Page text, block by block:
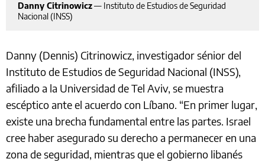
Danny Citrinowicz— Instituto de Estudios de Seguridad
Nacional (INSS)
Danny (Dennis) Citrinowicz, investigador sénior del
Instituto de Estudios de Seguridad Nacional (INSS),
afiliado a la Universidad de Tel Aviv, se muestra
escéptico ante el acuerdo con Líbano. “En primer lugar,
existe una brecha fundamental entre las partes. Israel
cree haber asegurado su derecho a permanecer en una
zona de seguridad, mientras que el gobierno libanés